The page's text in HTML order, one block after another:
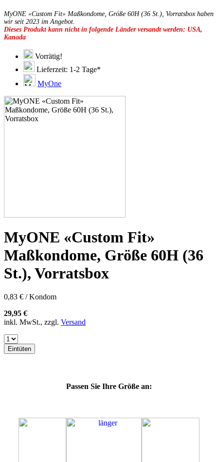
49D
49E
49F
49G
51C
51D
51E
51F
51G
53C
53D
53E
57G
57H
57K
60E
60F
60G
60K
60L
64E
64F
64K
64L
69M
MyONE «Custom Fit» Maßkondome, Größe 60H (36 St.), Vorratsbox haben
wir seit 2023 im Angebot.
Dieses Produkt kann nicht in folgende Länder versandt werden: USA,
Kanada
Vorrätig!
Lieferzeit: 1-2 Tage*
MyOne
MyONE «Custom Fit»
Maßkondome, Größe 60H (36
St.), Vorratsbox
0,83 € / Kondom
29,95 €
inkl. MwSt., zzgl. Versand
Eintüten
Passen Sie Ihre Größe an: